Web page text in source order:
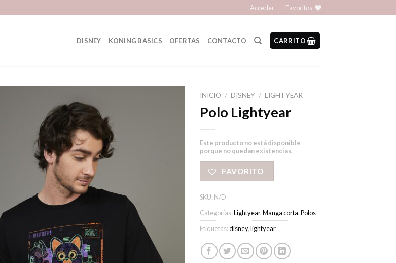
Acceder Favoritos
DISNEY KONING BASICS OFERTAS CONTACTO CARRITO
INICIO / DISNEY / LIGHTYEAR
Polo Lightyear
Este producto no está disponible
porque no quedan existencias.
FAVORITO
SKU: N/D
Categorías:Lightyear,Manga corta,Polos
Etiquetas:disney,lightyear